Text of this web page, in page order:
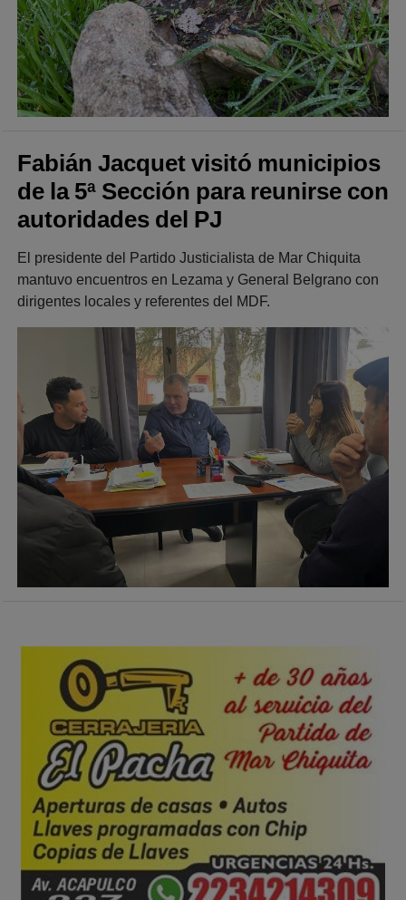
Fabián Jacquet visitó municipios
de la 5ª Sección para reunirse con
autoridades del PJ
El presidente del Partido Justicialista de Mar Chiquita
mantuvo encuentros en Lezama y General Belgrano con
dirigentes locales y referentes del MDF.